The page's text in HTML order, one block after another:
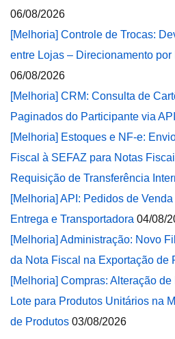
06/08/2026
[Melhoria] Controle de Trocas:
entre Lojas – Direcionamento por
06/08/2026
[Melhoria] CRM: Consulta de
Paginados do Participante via API
[Melhoria] Estoques e NF-e:
Fiscal à SEFAZ para Notas
Requisição de Transferência
[Melhoria] API: Pedidos de
Entrega e Transportadora 04/08/
[Melhoria] Administração: Novo
da Nota Fiscal na Exportação de
[Melhoria] Compras: Alteração
Lote para Produtos Unitários na
de Produtos 03/08/2026